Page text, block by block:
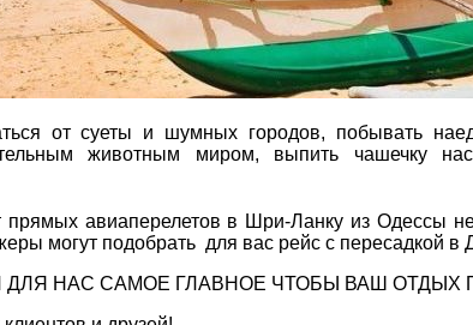
9:00 - 18:00
- 15:00
от суеты и шумных городов, побывать
животным миром, выпить чашечку
авиаперелетов в Шри-Ланку из Одессы
могут подобрать для вас рейс с пересадкой в
НАС САМОЕ ГЛАВНОЕ ЧТОБЫ ВАШ ОТДЫХ